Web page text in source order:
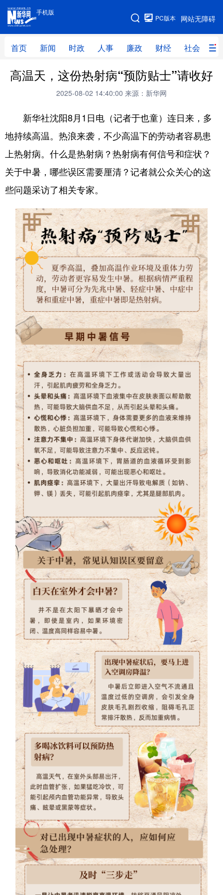
手机版
网站无障碍
PC版本
首页 新闻 时政 人事 廉政 财经 社会 科
手机版
网站地图
首页 新闻 时政 人事
财经 社会
文化 教育 健康 旅游
体育 视频 直播 无人机
地方频道
辽宁 吉林 上海 江苏
浙江 安徽 福建 江西
山东
广东 广西 海南 重庆
四川 贵州 云南
陕西 甘肃 青海 宁夏
新疆 内蒙古 黑龙江
多语种频道
English Español Français
Русский язык 日本語 한국어
Deutsch Português
高温天，这份热射病“预防贴士”请收好
2025-08-02 14:40:00 来源：新华网
新华社沈阳8月1日电（记者于也童）连日来，多
地持续高温。热浪来袭，不少高温下的劳动者容易患
上热射病。什么是热射病？热射病有何信号和症状？
关于中暑，哪些误区需要厘清？记者就公众关心的这
些问题采访了相关专家。